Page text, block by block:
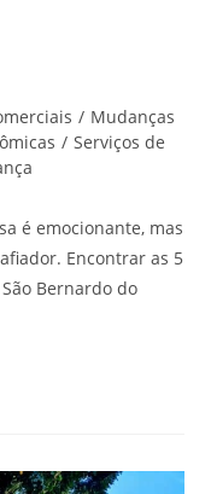
/ Mudanças
/ Serviços de
é emocionante, mas
Encontrar as 5
Bernardo do